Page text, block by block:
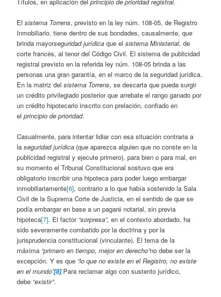
Elsistema Torrens, previsto en la ley núm. 108-05, de Registro
Inmobiliario, tiene dentro de sus bondades, causalmente, que
brinda mayorseguridad jurídica que elsistema Ministerial, de
corte francés, al tenor del Código Civil. El sistema de publicidad
registral previsto en la referida ley núm. 108-05 brinda a las
personas una gran garantía, en el marco de la seguridad jurídica.
En la matriz delsistema Torrens, se descarta que pueda surgir
un crédito privilegiado posterior que arrebate el rango ganado por
un crédito hipotecario inscrito con prelación, confiado en
elprincipio de prioridad.
Casualmente, para intentar lidiar con esa situación contraria a
laseguridad jurídica (que aparezca alguien que no conste en la
publicidad registral y ejecute primero), para bien o para mal, en
su momento el Tribunal Constitucional sostuvo que era
obligatorio inscribir una hipoteca para poder luego embargar
inmobiliariamente[6], contrario a lo que había sostenido la Sala
Civil de la Suprema Corte de Justicia, en el sentido de que se
podía embargar en base a un pagaré notarial, sin previa
hipoteca[7]. El factor “sorpresa”, en el contexto abordado, ha
sido severamente combatido por la doctrina y por la
jurisprudencia constitucional (vinculante). El tema de la
máxima “primero en tiempo, mejor en derecho”no debe ser la
excepción. Y es que “lo que no existe en el Registro, no existe
en el mundo”[8].Para reclamar algo con sustento jurídico,
debe “existir”.